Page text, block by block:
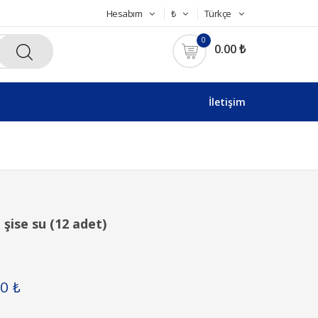
Hesabım ₺ Türkçe
0
0.00 ₺
İletişim
şise su (12 adet)
₺